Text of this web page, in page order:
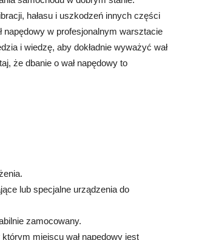
hałasu i uszkodzeń innych części
napędowy w profesjonalnym warsztacie
i wiedzę, aby dokładnie wyważyć wał
że dbanie o wał napędowy to
lub specjalne urządzenia do
zamocowany.
miejscu wał napędowy jest